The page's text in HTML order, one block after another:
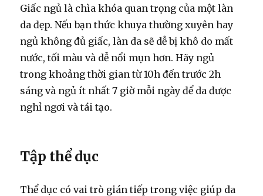
Giấc ngủ là chìa khóa quan trọng của một làn
da đẹp. Nếu bạn thức khuya thường xuyên hay
ngủ không đủ giấc, làn da sẽ dễ bị khô do mất
nước, tối màu và dễ nổi mụn hơn. Hãy ngủ
trong khoảng thời gian từ 10h đến trước 2h
sáng và ngủ ít nhất 7 giờ mỗi ngày để da được
nghỉ ngơi và tái tạo.
Tập thể dục
Thể dục có vai trò gián tiếp trong việc giúp da